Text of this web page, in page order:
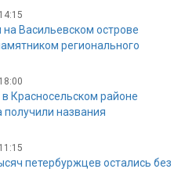
Васильевском острове
регионального
Красносельском районе
получили названия
петербуржцев остались без